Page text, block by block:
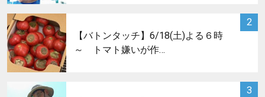
2
【バトンタッチ】6/18(土)よる６時
～ トマト嫌いが作…
3